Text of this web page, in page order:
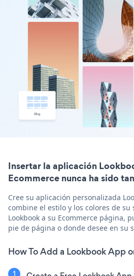
Insertar la aplicación
Ecommerce nunca ha sido
Cree su aplicación personalizada
combine el estilo y los colores de
Lookbook a su Ecommerce página,
pie de página o donde desee en su
How To Add a Lookbook App